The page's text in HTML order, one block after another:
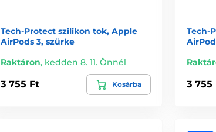
Tech-Protect szilikon tok, Apple
AirPods 3, szürke
Raktáron, kedden 8. 11. Önnél
3 755 Ft Kosárba
Tech-
3 755